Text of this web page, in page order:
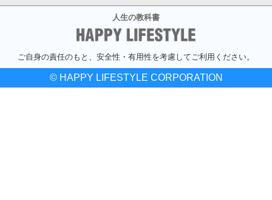
人生の教科書
ご自身の責任のもと、安全性・有用性を考慮してご利用ください。
© HAPPY LIFESTYLE CORPORATION